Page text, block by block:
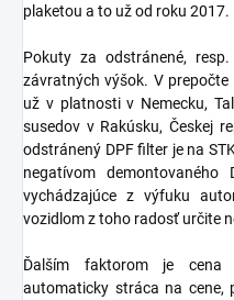
plaketou a to už od roku 2017.
Pokuty za odstránené,
závratných výšok. V
už v platnosti v Nemecku,
susedov v Rakúsku, Českej
odstránený DPF filter je na
negatívom
vychádzajúce z výfuku
vozidlom z toho radosť určite
Ďalším faktorom je cena
automaticky stráca na cene,